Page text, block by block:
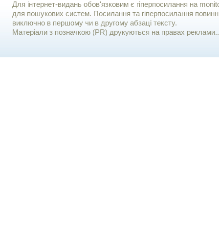
Для iнтернет-видань обов'язковим є гiперпосилання на
для пошукових систем. Посилання та гіперпосилання
виключно в першому чи в другому абзаці тексту.
Матеріали з позначкою (PR) друкуються на правах реклами..